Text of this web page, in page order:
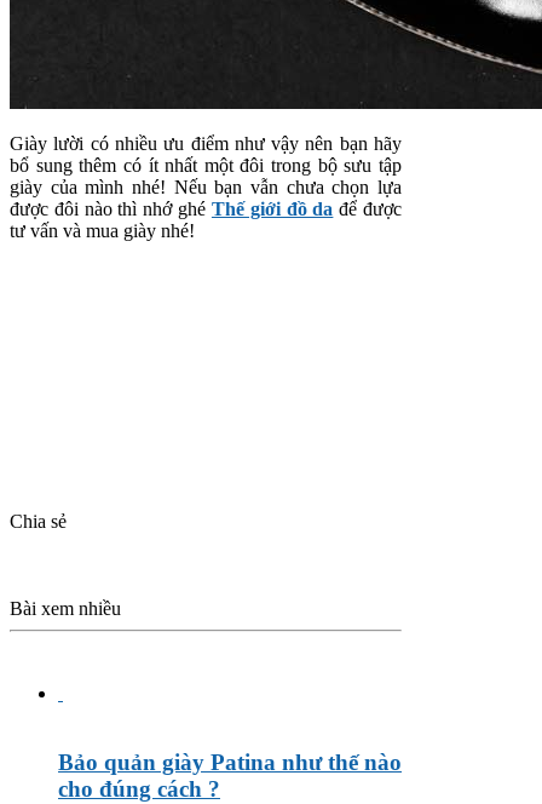
Giày lười có nhiều ưu điểm như vậy nên bạn hãy
bổ sung thêm có ít nhất một đôi trong bộ sưu tập
giày của mình nhé! Nếu bạn vẫn chưa chọn lựa
được đôi nào thì nhớ ghé Thế giới đồ da để được
tư vấn và mua giày nhé!
Chia sẻ
Bài xem nhiều
Bảo quản giày Patina như thế nào
cho đúng cách ?